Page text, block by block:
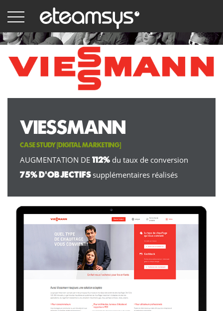
content
VIESSMANN
CASE STUDY [ DIGITAL MARKETING
AUGMENTATION DE 112% du taux de conversion
75% D'OBJECTIFSsupplémentaires réalisés